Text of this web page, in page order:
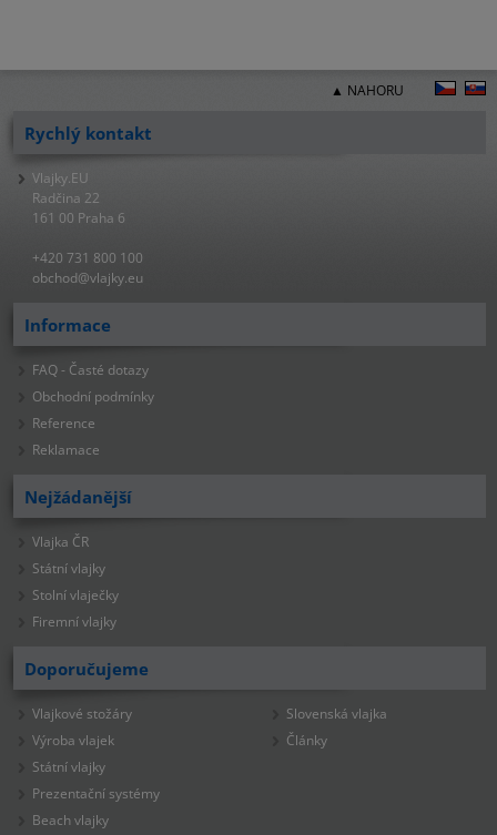
▲ NAHORU
Rychlý kontakt
Vlajky.EU
Radčina 22
161 00 Praha 6
+420 731 800 100
obchod@vlajky.eu
Informace
FAQ - Časté dotazy
Obchodní podmínky
Reference
Reklamace
Nejžádanější
Vlajka ČR
Státní vlajky
Stolní vlaječky
Firemní vlajky
Doporučujeme
Vlajkové stožáry
Výroba vlajek
Státní vlajky
Prezentační systémy
Beach vlajky
Slovenská vlajka
Články